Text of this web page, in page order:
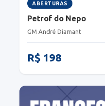
ABERTURAS
Petrof do Nepo
GM André Diamant
R$ 198